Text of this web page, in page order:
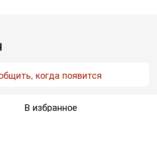
когда появится
В избранное